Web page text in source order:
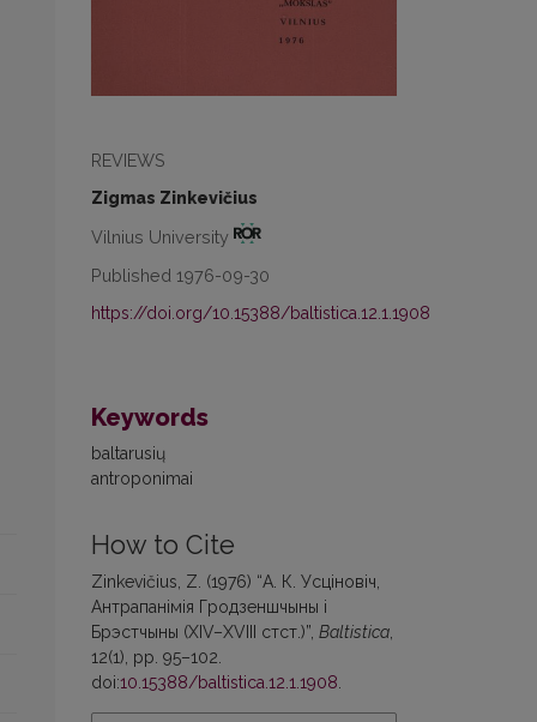
REVIEWS
Zigmas Zinkevičius
Vilnius University
Published 1976-09-30
https://doi.org/10.15388/baltistica.12.1.1908
Keywords
baltarusių
antroponimai
How to Cite
Zinkevičius, Z. (1976) “А. К. Усцiновiч,
Антрапанiмiя Гродзеншчыны i
Брэстчыны (XIV–XVIII стст.)”, Baltistica
12(1), pp. 95–102.
doi:10.15388/baltistica.12.1.1908